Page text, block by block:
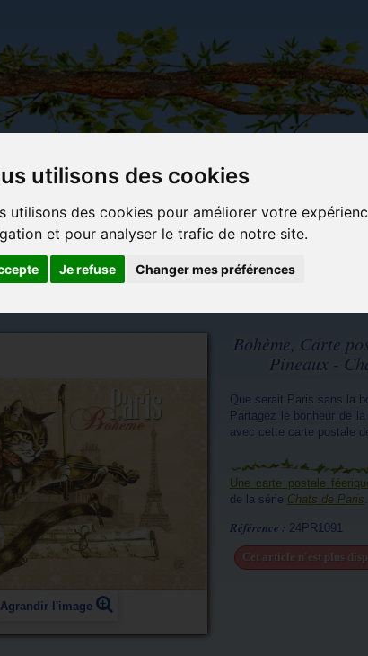
utilisons des cookies
utilisons des cookies pour améliorer votre
et pour analyser le trafic de notre site.
Je refuse Changer mes préférences
Activités
manuelles,
détente et
Objets déco et
cadeaux
originaux
Agrandir l'image
Bohème, Carte
Pineaux -
Que serait Paris sans la
Partagez le bonheur de
avec cette carte postale
Une carte postale
de la série Chats de Paris.
Référence : 24PR1091
Cet article n'est plus